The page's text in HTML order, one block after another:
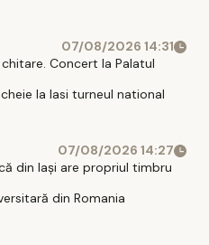
07/08/2026 14:31
Concert la Palatul
la Iasi turneul national
07/08/2026 14:27
din Iași are propriul timbru
din Romania